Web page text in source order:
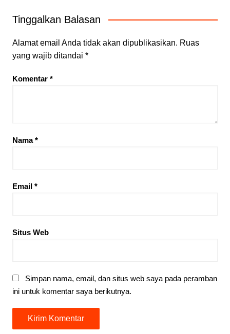
Tinggalkan Balasan
Alamat email Anda tidak akan dipublikasikan. Ruas
yang wajib ditandai *
Komentar *
Nama*
Email *
Situs Web
Simpan nama, email, dan situs web saya pada peramban
ini untuk komentar saya berikutnya.